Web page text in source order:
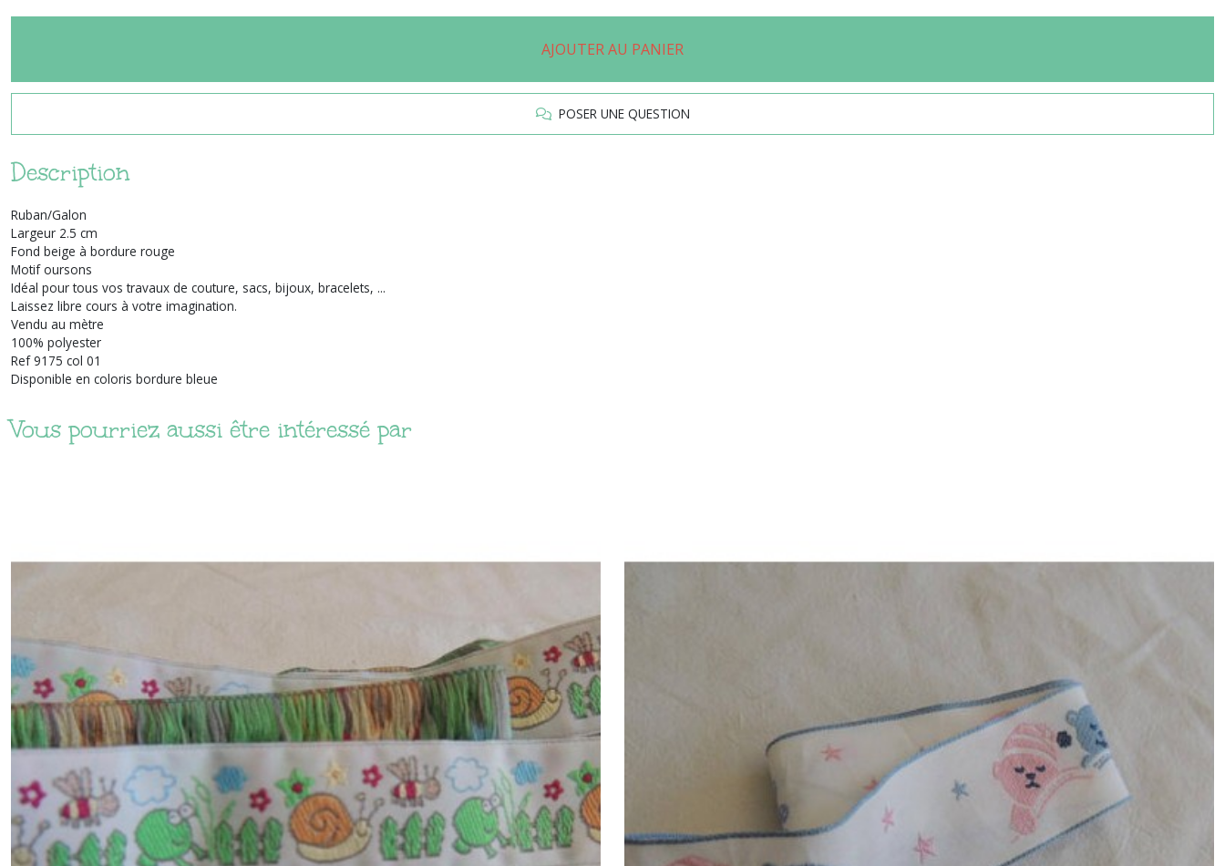
AJOUTER AU PANIER
POSER UNE QUESTION
Description
Ruban/Galon
Largeur 2.5 cm
Fond beige à bordure rouge
Motif oursons
Idéal pour tous vos travaux de couture, sacs, bijoux, bracelets, ...
Laissez libre cours à votre imagination.
Vendu au mètre
100% polyester
Ref 9175 col 01
Disponible en coloris bordure bleue
Vous pourriez aussi être intéressé par